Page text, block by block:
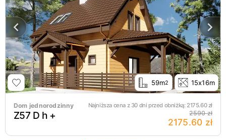
59m2 15x16m
Dom jednorodzinny Najniższa cena z 30 dni przed obniżką: 2175.60zł
Z57 D h + 2590 zł
2175.60 zł